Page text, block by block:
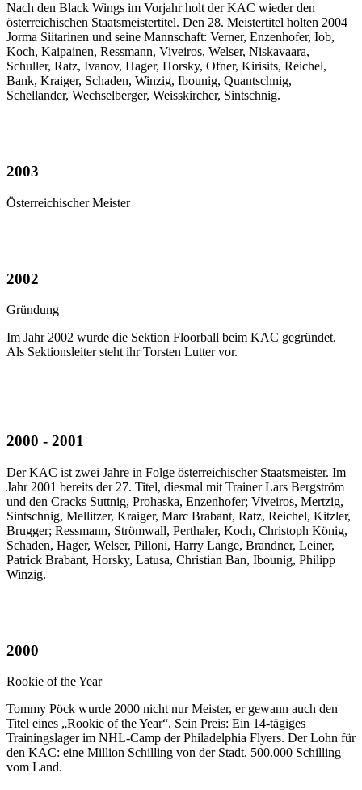
Nach den Black Wings im Vorjahr holt der KAC wieder den
österreichischen Staatsmeistertitel. Den 28. Meistertitel holten 2004
Jorma Siitarinen und seine Mannschaft: Verner, Enzenhofer, Iob,
Koch, Kaipainen, Ressmann, Viveiros, Welser, Niskavaara,
Schuller, Ratz, Ivanov, Hager, Horsky, Ofner, Kirisits, Reichel,
Bank, Kraiger, Schaden, Winzig, Ibounig, Quantschnig,
Schellander, Wechselberger, Weisskircher, Sintschnig.
2003
Österreichischer Meister
2002
Gründung
Im Jahr 2002 wurde die Sektion Floorball beim KAC gegründet.
Als Sektionsleiter steht ihr Torsten Lutter vor.
2000 - 2001
Der KAC ist zwei Jahre in Folge österreichischer Staatsmeister. Im
Jahr 2001 bereits der 27. Titel, diesmal mit Trainer Lars Bergström
und den Cracks Suttnig, Prohaska, Enzenhofer; Viveiros, Mertzig,
Sintschnig, Mellitzer, Kraiger, Marc Brabant, Ratz, Reichel, Kitzler,
Brugger; Ressmann, Strömwall, Perthaler, Koch, Christoph König,
Schaden, Hager, Welser, Pilloni, Harry Lange, Brandner, Leiner,
Patrick Brabant, Horsky, Latusa, Christian Ban, Ibounig, Philipp
Winzig.
2000
Rookie of the Year
Tommy Pöck wurde 2000 nicht nur Meister, er gewann auch den
Titel eines „Rookie of the Year“. Sein Preis: Ein 14-tägiges
Trainingslager im NHL-Camp der Philadelphia Flyers. Der Lohn für
den KAC: eine Million Schilling von der Stadt, 500.000 Schilling
vom Land.